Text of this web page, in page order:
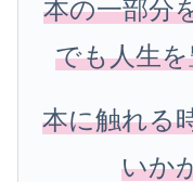
本の一部分
でも人生
本に触れる
いか